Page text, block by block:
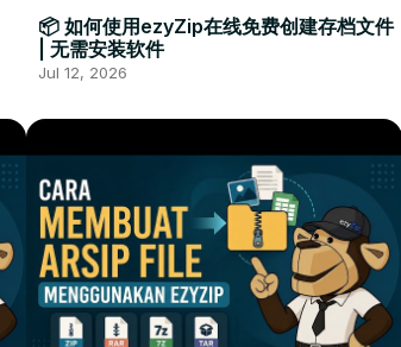
📦 如何使用ezyZip在线免费创建存档文件
| 无需安装软件
Jul 12, 2026